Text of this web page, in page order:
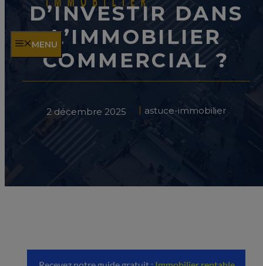
MENU
D’INVESTIR DANS
L’IMMOBILIER
COMMERCIAL ?
2 décembre 2025 astuce-immobilier